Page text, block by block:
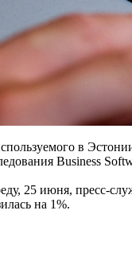
в
Business
25 июня, пресс-
на 1%.